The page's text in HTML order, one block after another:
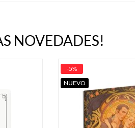
NOVEDADES!
-5%
NUEVO